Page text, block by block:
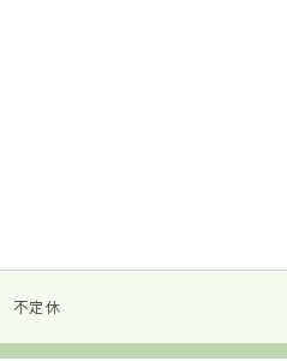
不定休